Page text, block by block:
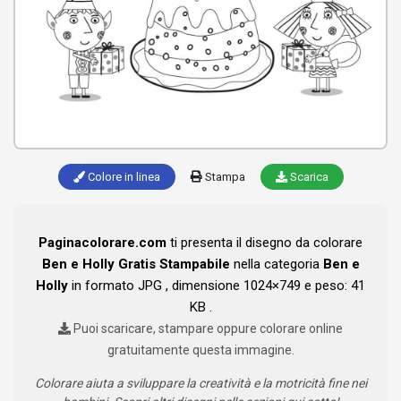
Colore in linea Stampa Scarica
Paginacolorare.com ti presenta il disegno da colorare
Ben e Holly Gratis Stampabile nella categoria Ben e
Holly in formato JPG , dimensione 1024×749 e peso: 41
KB .
Puoi scaricare, stampare oppure colorare online
gratuitamente questa immagine.
Colorare aiuta a sviluppare la creatività e la motricità fine nei